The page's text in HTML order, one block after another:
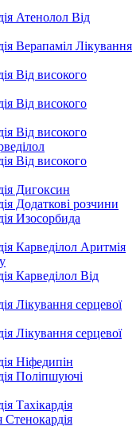
Атенолол Від
Верапаміл Лікування
Від високого
Від високого
Від високого
Від високого
Дигоксин
Додаткові розчини
Изосорбида
Карведілол Аритмія
Карведілол Від
Лікування серцевої
Лікування серцевої
Ніфедипін
Поліпшуючі
Тахікардія
Стенокардія